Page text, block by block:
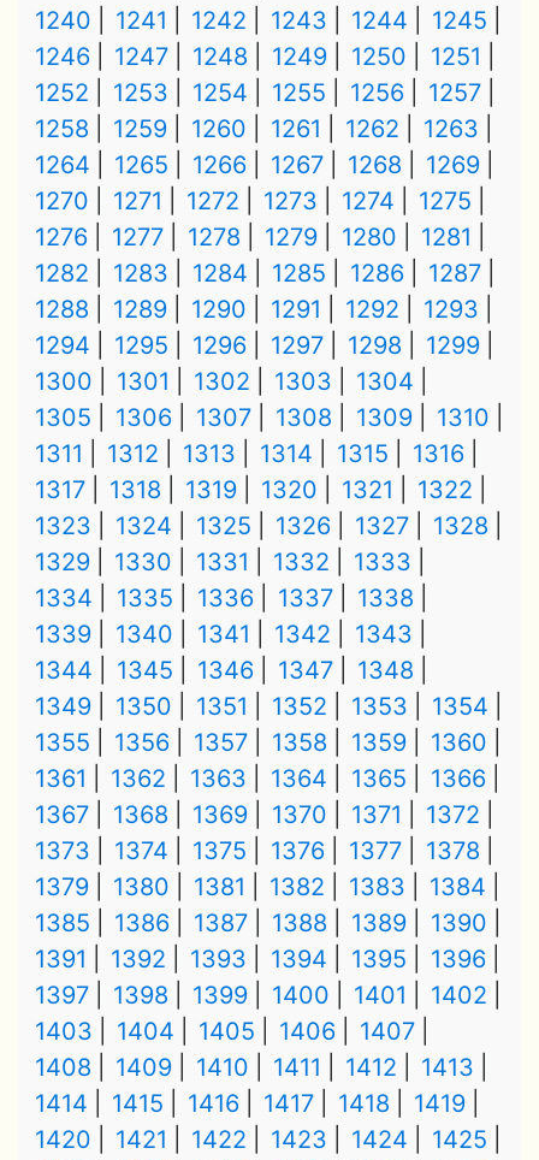
1240
1241 1242 1243 1244
1245
1246
1247 1248 1249 1250
1251
1252
1253 1254 1255 1256
1257
1258
1259 1260 1261 1262
1263
1264
1265 1266 1267 1268
1269
1270
1271 1272 1273 1274
1275
1276
1277 1278 1279 1280
1281
1282
1283 1284 1285 1286
1287
1288
1289 1290 1291 1292
1293
1294
1295 1296 1297 1298
1299
1300
1301 1302 1303
1304
1305
1306 1307 1308 1309
1310
1311
1312 1313 1314 1315
1316
1317
1318 1319 1320 1321
1322
1323
1324 1325 1326 1327
1328
1329
1330 1331 1332
1333
1334
1335 1336 1337
1338
1339
1340 1341 1342
1343
1344
1345 1346 1347
1348
1349
1350 1351 1352 1353
1354
1355
1356 1357 1358 1359
1360
1361
1362 1363 1364 1365
1366
1367
1368 1369 1370 1371
1372
1373
1374 1375 1376 1377
1378
1379
1380 1381 1382 1383
1384
1385
1386 1387 1388 1389
1390
1391
1392 1393 1394 1395
1396
1397
1398 1399 1400 1401
1402
1403
1404 1405 1406
1407
1408
1409 1410 1411 1412
1413
1414
1415 1416 1417 1418
1419
1420
1421 1422 1423 1424
1425